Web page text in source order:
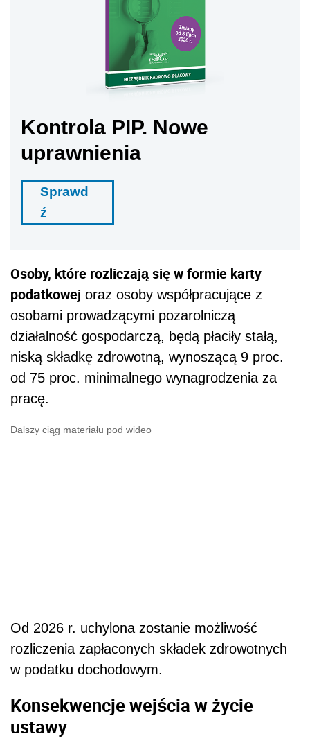
Kontrola PIP. Nowe
uprawnienia
Sprawd
ź
Osoby, które rozliczają się w formie karty
podatkowej oraz osoby współpracujące z
osobami prowadzącymi pozarolniczą
działalność gospodarczą, będą płaciły stałą,
niską składkę zdrowotną, wynoszącą 9 proc.
od 75 proc. minimalnego wynagrodzenia za
pracę.
Dalszy ciąg materiału pod wideo
Od 2026 r. uchylona zostanie możliwość
rozliczenia zapłaconych składek zdrowotnych
w podatku dochodowym.
Konsekwencje wejścia w życie
ustawy